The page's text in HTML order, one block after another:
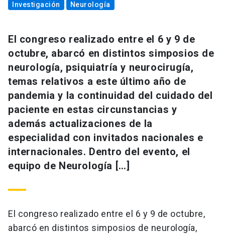
Investigación Neurología
El congreso realizado entre el 6 y 9 de
octubre, abarcó en distintos simposios de
neurología, psiquiatría y neurocirugía,
temas relativos a este último año de
pandemia y la continuidad del cuidado del
paciente en estas circunstancias y
además actualizaciones de la
especialidad con invitados nacionales e
internacionales. Dentro del evento, el
equipo de Neurología […]
El congreso realizado entre el 6 y 9 de octubre,
abarcó en distintos simposios de neurología,